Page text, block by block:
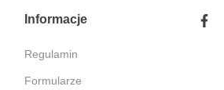
Informacje
Regulamin
Formularze